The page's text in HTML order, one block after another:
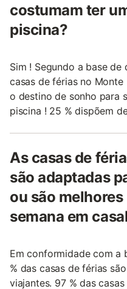
costumam ter
piscina?
Sim ! Segundo a base
casas de férias no Monte
o destino de sonho para
piscina ! 25 % dispõem
As casas de
são adaptadas
ou são
semana em
Em conformidade com a
% das casas de férias
viajantes. 97 % das